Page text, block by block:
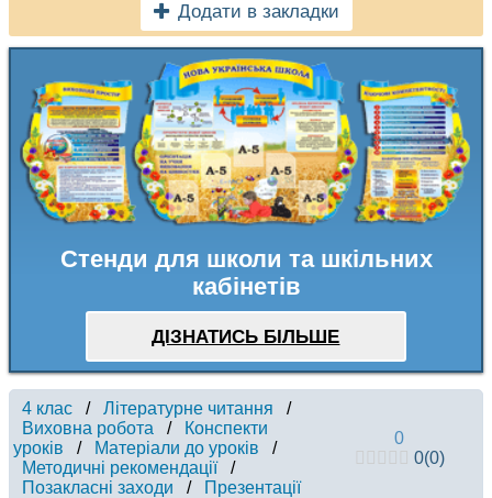
Додати в закладки
Стенди для школи та шкільних
кабінетів
ДІЗНАТИСЬ БІЛЬШЕ
4 клас / Літературне читання
/
Виховна робота
/
Конспекти
уроків
/ Матеріали до уроків
/
Методичні рекомендації
/
Позакласні заходи
/ Презентації
0
0(0)